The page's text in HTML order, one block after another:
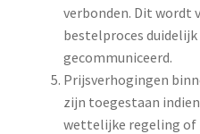
verbonden. Dit wordt
bestelproces
gecommuniceerd.
Prijsverhogingen
zijn toegestaan
wettelijke regeling of